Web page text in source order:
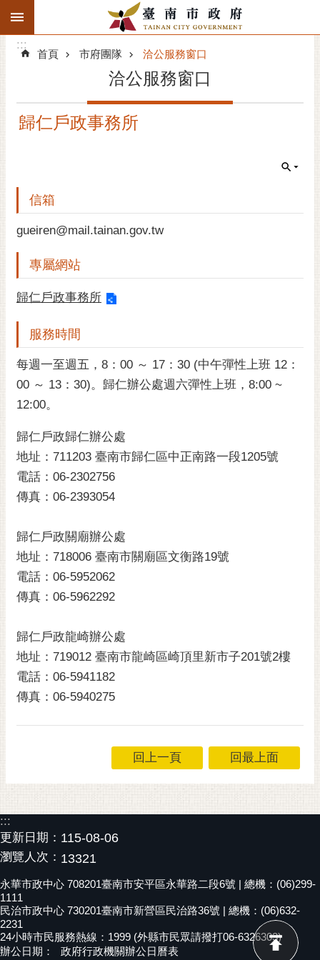
跳到主要內容區塊
搜
階
精彩府城
市府團隊
主題服務
市政資訊
市民互動
哲
螢
花
泉
桐
花
網
站
導
覽
閱
RSS
訂
閱
子
民
信
English
日
本
語
隱
:::
:::
首頁 市府團隊 洽公服務窗口
洽公服務窗口
歸仁戶政事務所
信箱
gueiren@mail.tainan.gov.tw
專屬網站
歸仁戶政事務所
服務時間
每週一至週五，8：00 ～ 17：30 (中午彈性上班 12：
00 ～ 13：30)。歸仁辦公處週六彈性上班，8:00 ~
12:00。
歸仁戶政歸仁辦公處
地址：711203 臺南市歸仁區中正南路一段1205號
電話：06-2302756
傳真：06-2393054
歸仁戶政關廟辦公處
地址：718006 臺南市關廟區文衡路19號
電話：06-5952062
傳真：06-5962292
歸仁戶政龍崎辦公處
地址：719012 臺南市龍崎區崎頂里新市子201號2樓
電話：06-5941182
傳真：06-5940275
回上一頁 回最上面
:::
更新日期： 115-08-06
瀏覽人次： 13321
永華市政中心 708201臺南市安平區永華路二段6號 | 總機：(06)299-
1111
民治市政中心 730201臺南市新營區民治路36號 | 總機：(06)632-
2231
24小時市民服務熱線：1999 (外縣市民眾請撥打06-6326303)
辦公日期：
政府行政機關辦公日曆表